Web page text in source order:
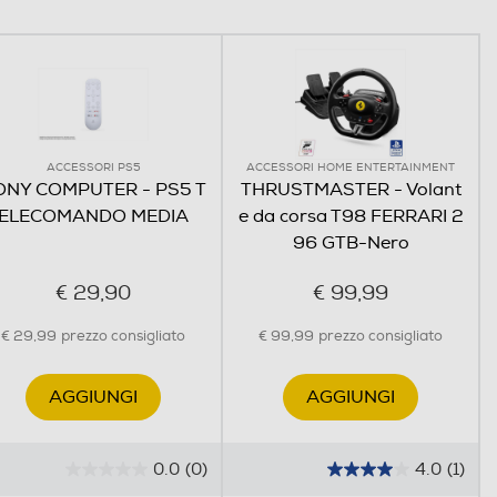
ACCESSORI PS5
COMPUTER - PS5 T
MEDIA
€ 29,90
€ 29,99 prezzo consigliato
AGGIUNGI
ACCESSORI HOME ENTERTAINMENT
THRUSTMASTER - Volant
e da corsa T98 FERRARI 2
96 GTB-Nero
€ 99,99
€ 99,99 prezzo consigliato
AGGIUNGI
0.0 (0) 4.0 (1)